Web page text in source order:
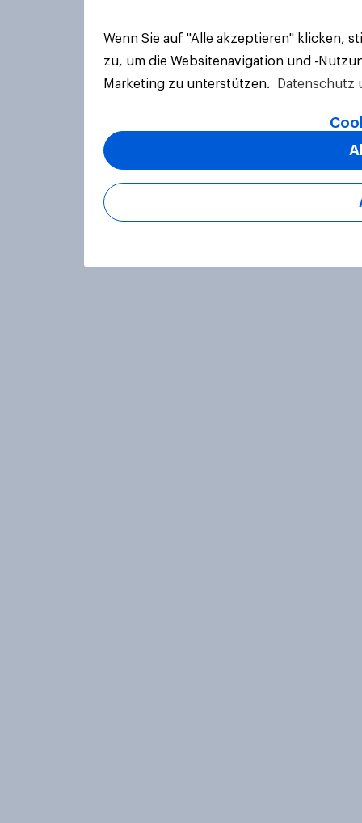
Wenn Sie auf "Alle akzeptieren" klicken,
zu, um die Websitenavigation und -
Marketing zu unterstützen.
Datenschutz